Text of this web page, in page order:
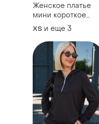
Женское платье
мини короткое
рюши с длинным
рукавом и
открытыми
плечами
ХS и еще 3